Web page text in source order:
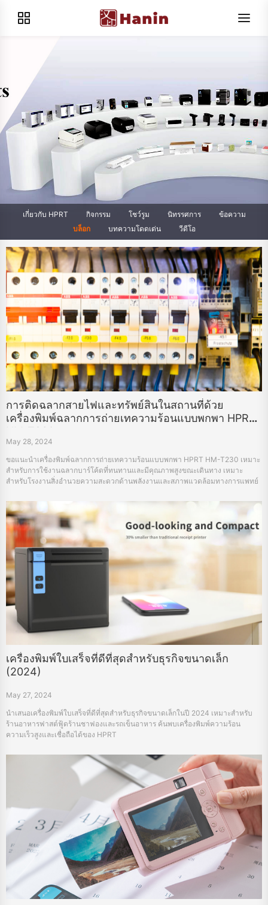
เกี่ยวกับ HPRT กิจกรรม โชว์รูม นิทรรศการ
ข้อความ
บล็อก
บทความโดดเด่น วีดีโอ
การติดฉลากสายไฟและทรัพย์สินในสถานที่ด้วย
เครื่องพิมพ์ฉลากการถ่ายเทความร้อนแบบพกพา HPRT
HM-T230
May 28, 2024
ขอแนะนำเครื่องพิมพ์ฉลากการถ่ายเทความร้อนแบบพกพา HPRT HM-T230 เหมาะ
สำหรับการใช้งานฉลากบาร์โค้ดที่ทนทานและมีคุณภาพสูงขณะเดินทาง เหมาะ
สำหรับโรงงานสิ่งอำนวยความสะดวกด้านพลังงานและสภาพแวดล้อมทางการแพทย์
เครื่องพิมพ์ใบเสร็จที่ดีที่สุดสำหรับธุรกิจขนาดเล็ก
(2024)
May 27, 2024
นำเสนอเครื่องพิมพ์ใบเสร็จที่ดีที่สุดสำหรับธุรกิจขนาดเล็กในปี 2024 เหมาะสำหรับ
ร้านอาหารฟาสต์ฟู้ดร้านชาฟองและรถเข็นอาหาร ค้นพบเครื่องพิมพ์ความร้อน
ความเร็วสูงและเชื่อถือได้ของ HPRT